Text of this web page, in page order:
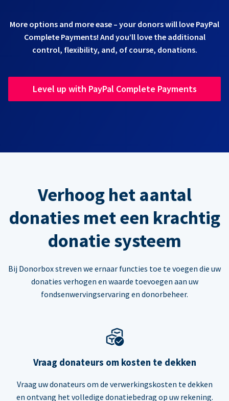
More options and more ease – your donors will love PayPal
Complete Payments! And you’ll love the additional
control, flexibility, and, of course, donations.
Level up with PayPal Complete Payments
Verhoog het aantal
donaties met een krachtig
donatie systeem
Bij Donorbox streven we ernaar functies toe te voegen die uw
donaties verhogen en waarde toevoegen aan uw
fondsenwervingservaring en donorbeheer.
Vraag donateurs om kosten te dekken
Vraag uw donateurs om de verwerkingskosten te dekken
en ontvang het volledige donatiebedrag op uw rekening.